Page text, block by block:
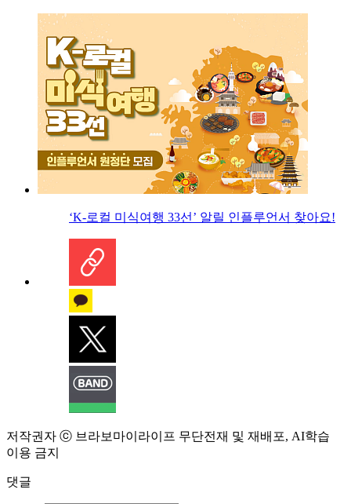
‘K-로컬 미식여행 33선’ 알릴 인플루언서 찾아요!
저작권자 ⓒ 브라보마이라이프 무단전재 및 재배포, AI학습
이용 금지
댓글